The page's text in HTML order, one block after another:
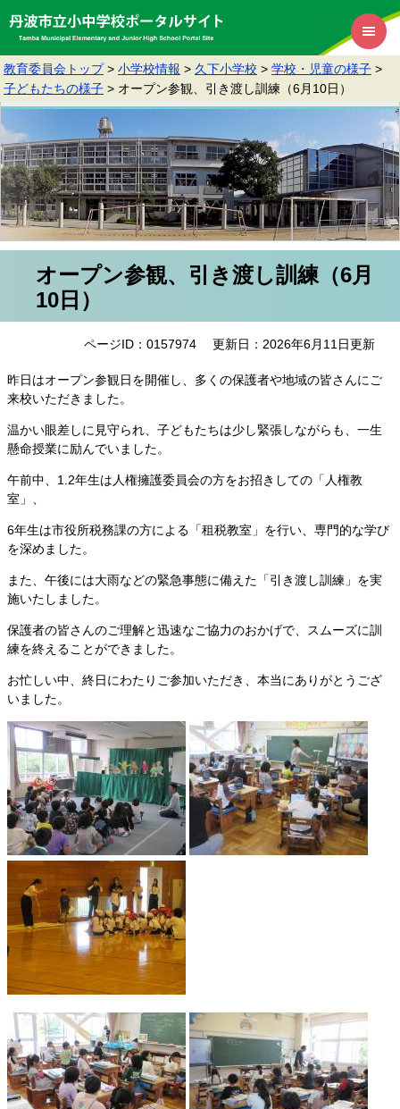
教育委員会トップ > 小学校情報 > 久下小学校 > 学校・児童の様子 >
子どもたちの様子 > オープン参観、引き渡し訓練（6月10日）
オープン参観、引き渡し訓練（6月
10日）
ページID：0157974 更新日：2026年6月11日更新
昨日はオープン参観日を開催し、多くの保護者や地域の皆さんにご
来校いただきました。
温かい眼差しに見守られ、子どもたちは少し緊張しながらも、一生
懸命授業に励んでいました。
午前中、1.2年生は人権擁護委員会の方をお招きしての「人権教
室」、
6年生は市役所税務課の方による「租税教室」を行い、専門的な学び
を深めました。
また、午後には大雨などの緊急事態に備えた「引き渡し訓練」を実
施いたしました。
保護者の皆さんのご理解と迅速なご協力のおかげで、スムーズに訓
練を終えることができました。
お忙しい中、終日にわたりご参加いただき、本当にありがとうござ
いました。